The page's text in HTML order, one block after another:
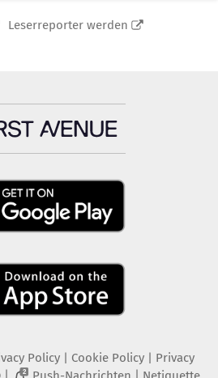
Leserreporter werden
Policy| Cookie Policy| Privacy
| 2 Push-Nachrichten | Netiquette